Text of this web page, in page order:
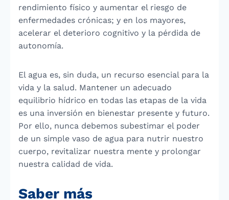
rendimiento físico y aumentar el riesgo de
enfermedades crónicas; y en los mayores,
acelerar el deterioro cognitivo y la pérdida de
autonomía.
El agua es, sin duda, un recurso esencial para la
vida y la salud. Mantener un adecuado
equilibrio hídrico en todas las etapas de la vida
es una inversión en bienestar presente y futuro.
Por ello, nunca debemos subestimar el poder
de un simple vaso de agua para nutrir nuestro
cuerpo, revitalizar nuestra mente y prolongar
nuestra calidad de vida.
Saber más